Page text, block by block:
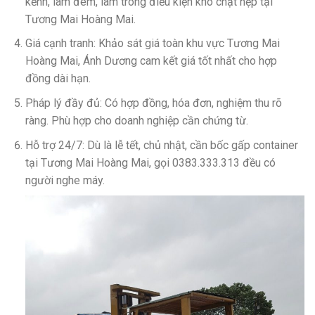
Tương Mai Hoàng Mai.
Giá cạnh tranh: Khảo sát giá toàn khu vực Tương Mai
Hoàng Mai, Ánh Dương cam kết giá tốt nhất cho hợp
đồng dài hạn.
Pháp lý đầy đủ: Có hợp đồng, hóa đơn, nghiệm thu rõ
ràng. Phù hợp cho doanh nghiệp cần chứng từ.
Hỗ trợ 24/7: Dù là lễ tết, chủ nhật, cần bốc gấp container
tại Tương Mai Hoàng Mai, gọi 0383.333.313 đều có
người nghe máy.